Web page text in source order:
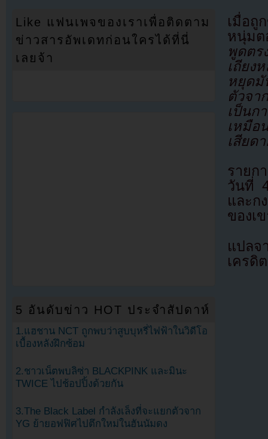
เมื่อถู
หนุ่ม
พูดต
เถียง
หยุดมั
ตัวจา
เป็นก
เหมือ
เสียด
รายก
วันที่
และก
ของเ
แปล
เครดิ
Like แฟนเพจของเราเพื่อติดตาม
ข่าวสารอัพเดทก่อนใครได้ที่นี่
เลยจ้า
5 อันดับข่าว HOT ประจำสัปดาห์
1.แฮชาน NCT ถูกพบว่าสูบบุหรี่ไฟฟ้าในวิดีโอ
เบื้องหลังฝึกซ้อม
2.ชาวเน็ตพบลิซ่า BLACKPINK และมินะ
TWICE ไปช้อปปิ้งด้วยกัน
3.The Black Label กำลังเล็งที่จะแยกตัวจาก
YG ย้ายอฟฟิศไปตึกใหม่ในฮันนัมดง